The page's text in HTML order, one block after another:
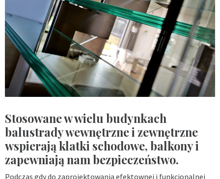
Stosowane w wielu budynkach
balustrady wewnętrzne i zewnętrzne
wspierają klatki schodowe, balkony i
zapewniają nam bezpieczeństwo.
Podczas gdy do zaprojektowania efektownej i funkcjonalnej